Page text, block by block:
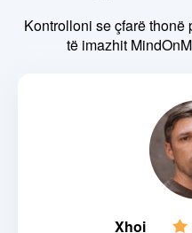
Kontrolloni se çfarë
të imazhit
Xhoi